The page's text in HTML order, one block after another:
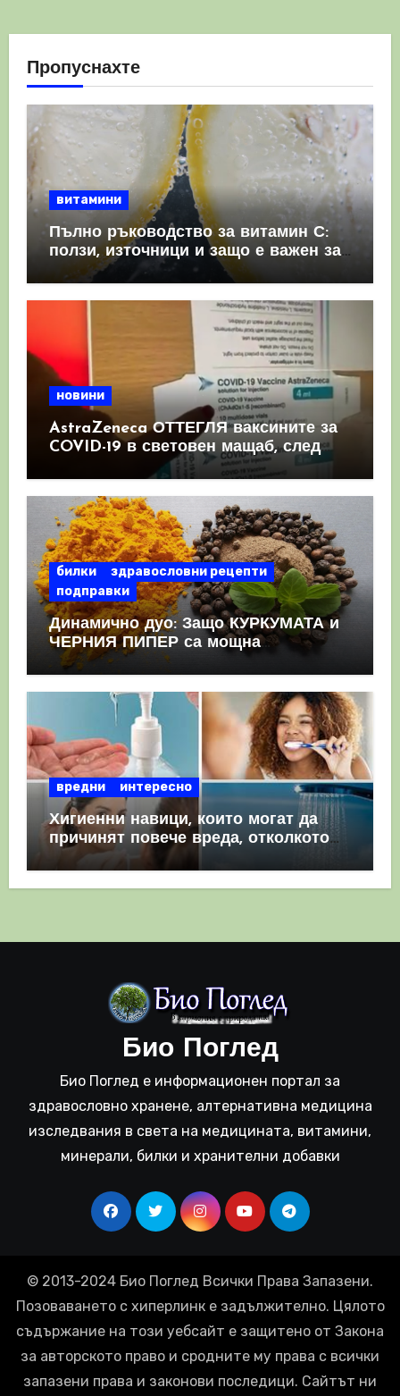
Пропуснахте
витамини
Пълно ръководство за витамин С:
ползи, източници и защо е важен за
имунната система
новини
AstraZeneca ОТТЕГЛЯ ваксините за
COVID-19 в световен мащаб, след
като призна, че те причиняват
КРЪВНИ съсиреци
билки
здравословни рецепти
подправки
Динамично дуо: Защо КУРКУМАТА и
ЧЕРНИЯ ПИПЕР са мощна
комбинация
вредни интересно
Хигиенни навици, които могат да
причинят повече вреда, отколкото
полза
Био Поглед
Био Поглед е информационен портал за
здравословно хранене, алтернативна медицина
изследвания в света на медицината, витамини,
минерали, билки и хранителни добавки
© 2013-2024 Био Поглед Всички Права Запазени.
Позоваването с хиперлинк е задължително. Цялото
съдържание на този уебсайт е защитено от Закона
за авторското право и сродните му права с всички
запазени права и законови последици. Сайтът ни